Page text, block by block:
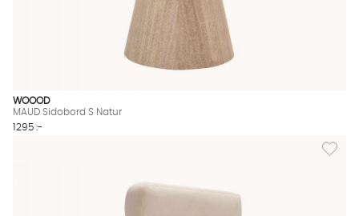
WOOOD
MAUD Sidobord S Natur
1295 :-
Lägg